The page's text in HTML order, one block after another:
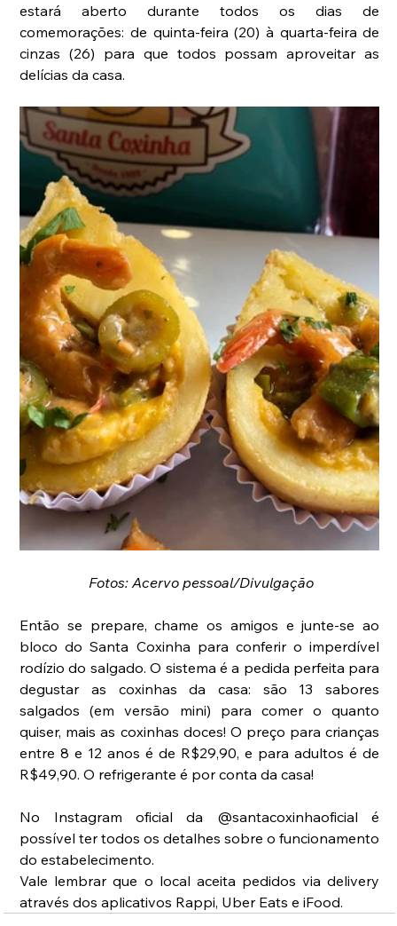
estará aberto durante todos os dias de
comemorações: de quinta-feira (20) à quarta-feira de
cinzas (26) para que todos possam aproveitar as
delícias da casa.
Fotos: Acervo pessoal/Divulgação
Então se prepare, chame os amigos e junte-se ao
bloco do Santa Coxinha para conferir o imperdível
rodízio do salgado. O sistema é a pedida perfeita para
degustar as coxinhas da casa: são 13 sabores
salgados (em versão mini) para comer o quanto
quiser, mais as coxinhas doces! O preço para crianças
entre 8 e 12 anos é de R$29,90, e para adultos é de
R$49,90. O refrigerante é por conta da casa!
No Instagram oficial da @santacoxinhaoficial é
possível ter todos os detalhes sobre o funcionamento
do estabelecimento.
Vale lembrar que o local aceita pedidos via delivery
através dos aplicativos Rappi, Uber Eats e iFood.